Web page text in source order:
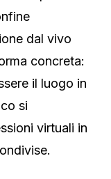
dal vivo
concreta:
il luogo in
si
virtuali in